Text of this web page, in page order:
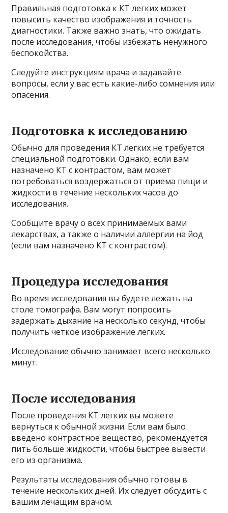
Правильная подготовка к КТ легких может
повысить качество изображения и точность
диагностики. Также важно знать, что ожидать
после исследования, чтобы избежать ненужного
беспокойства.
Следуйте инструкциям врача и задавайте
вопросы, если у вас есть какие-либо сомнения или
опасения.
Подготовка к исследованию
Обычно для проведения КТ легких не требуется
специальной подготовки. Однако, если вам
назначено КТ с контрастом, вам может
потребоваться воздержаться от приема пищи и
жидкости в течение нескольких часов до
исследования.
Сообщите врачу о всех принимаемых вами
лекарствах, а также о наличии аллергии на йод
(если вам назначено КТ с контрастом).
Процедура исследования
Во время исследования вы будете лежать на
столе томографа. Вам могут попросить
задержать дыхание на несколько секунд, чтобы
получить четкое изображение легких.
Исследование обычно занимает всего несколько
минут.
После исследования
После проведения КТ легких вы можете
вернуться к обычной жизни. Если вам было
введено контрастное вещество, рекомендуется
пить больше жидкости, чтобы быстрее вывести
его из организма.
Результаты исследования обычно готовы в
течение нескольких дней. Их следует обсудить с
вашим лечащим врачом.